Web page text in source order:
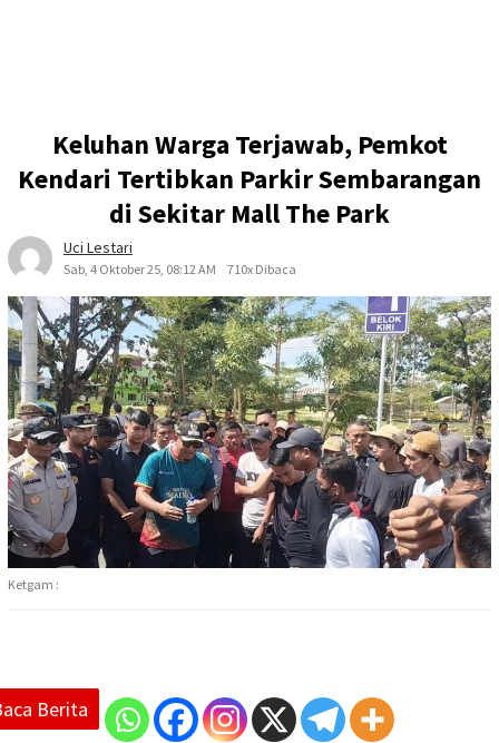
Keluhan Warga Terjawab, Pemkot
Kendari Tertibkan Parkir Sembarangan
di Sekitar Mall The Park
Uci Lestari
Sab, 4 Oktober 25, 08:12 AM 710x Dibaca
Ketgam :
Berita